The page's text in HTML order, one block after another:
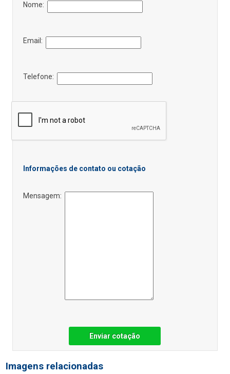
Nome:
Email:
Telefone:
Informações de contato ou cotação
Mensagem:
Enviar cotação
Imagens relacionadas